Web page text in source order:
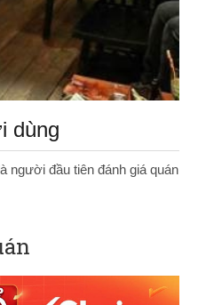
dùng
người đầu tiên đánh giá quán